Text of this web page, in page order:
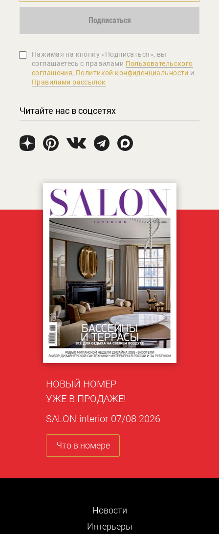
Подписаться
Нажимая на кнопку «Подписаться», вы
соглашаетеcь с правилами Пользовательского
соглашения, Политикой конфиденциальности и
Правилами рассылок
Читайте нас в соцсетях
НОВЫЙ НОМЕР
УЖЕ В ПРОДАЖЕ!
SALON-interior 07/08 2026
Что в номере
Новости
Интерьеры